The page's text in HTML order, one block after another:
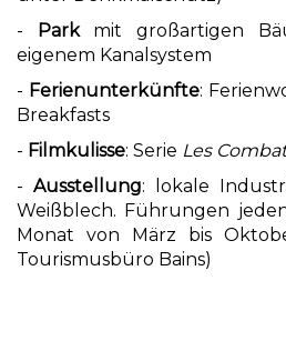
-
Parkmit großartigen
eigenem Kanalsystem
- Ferienunterkünfte:
Breakfasts
- Filmkulisse: Serie Les
- Ausstellung: lokale
Weißblech. Führungen
Monat von März bis
Tourismusbüro Bains)